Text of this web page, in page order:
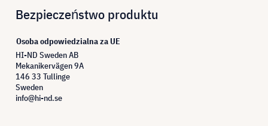
Bezpieczeństwo produktu
Osoba odpowiedzialna za UE
HI-ND Sweden AB
Mekanikervägen 9A
146 33 Tullinge
Sweden
info@hi-nd.se